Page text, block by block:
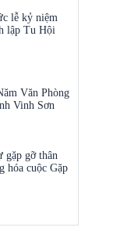
lễ kỷ niệm
lập Tu Hội
Văn Phòng
Vinh Sơn
gặp gỡ thân
hóa cuộc Gặp